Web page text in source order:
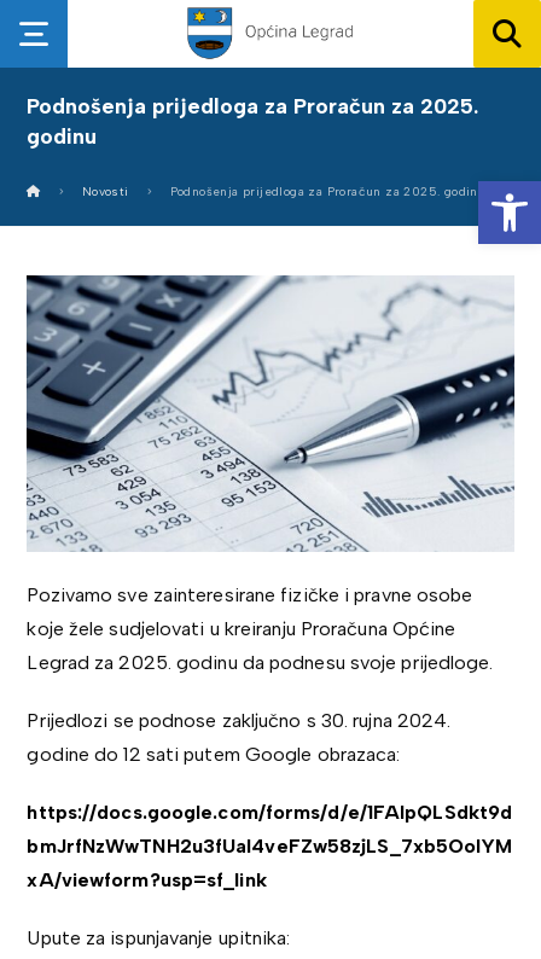
Podnošenja prijedloga za Proračun za 2025.
godinu
Novosti Podnošenja prijedloga za Proračun za 2025. godinu
Pozivamo sve zainteresirane fizičke i pravne osobe
koje žele sudjelovati u kreiranju Proračuna Općine
Legrad za 2025. godinu da podnesu svoje prijedloge.
Prijedlozi se podnose zaključno s 30. rujna 2024.
godine do 12 sati putem Google obrazaca:
https://docs.google.com/forms/d/e/1FAIpQLSdkt9d
bmJrfNzWwTNH2u3fUal4veFZw58zjLS_7xb5OolYM
xA/viewform?usp=sf_link
Upute za ispunjavanje upitnika: